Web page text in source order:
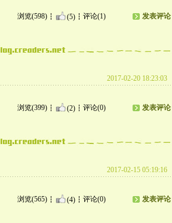
浏览(598) (5) 评论(1) 发表评论
2017-02-20 18:23:03
浏览(399) (2) 评论(0) 发表评论
2017-02-15 05:19:16
浏览(565) (4) 评论(0) 发表评论